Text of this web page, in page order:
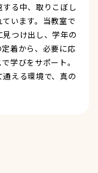
る中、取りこぼし
います。当教室で
つけ出し、学年の
着から、必要に応
学びをサポート。
える環境で、真の